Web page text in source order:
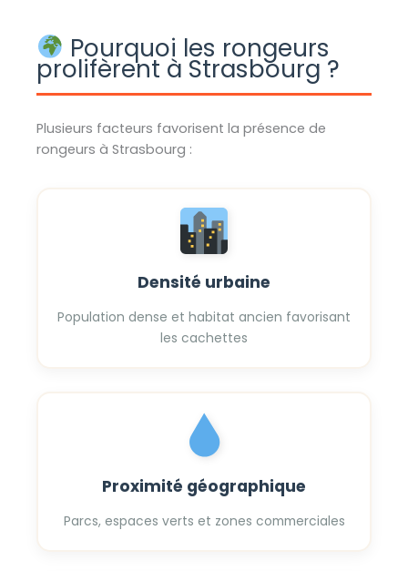
Pourquoi les rongeurs
prolifèrent à Strasbourg ?
Plusieurs facteurs favorisent la présence de
rongeurs à Strasbourg :
Densité urbaine
Population dense et habitat ancien favorisant
les cachettes
Proximité géographique
Parcs, espaces verts et zones commerciales